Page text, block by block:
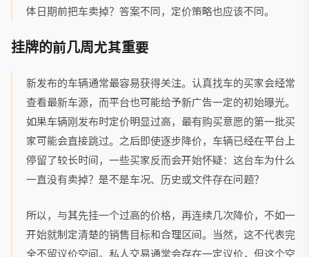
体日期前把车卖掉？答案不同，定价策略也应该不同。
挂牌的前几周尤其重要
新发布的车辆通常最容易获得关注。认真找车的买家会经常
查看最新车源，而平台也可能给予新广告一定的初始曝光。
如果车辆刚发布时定价明显过高，最有购买意愿的第一批买
家可能会直接跳过。之后即使逐步降价，车辆已经在平台上
停留了较长时间，一些买家反而会开始怀疑：这台车为什么
一直没有卖掉？是不是车况、历史或文件存在问题？
所以，与其先挂一个过高的价格，再连续几次降价，不如一
开始就制定清楚的销售目标和合理区间。当然，这不代表完
全不留议价空间。私人交易通常会存在一定议价，但这个空